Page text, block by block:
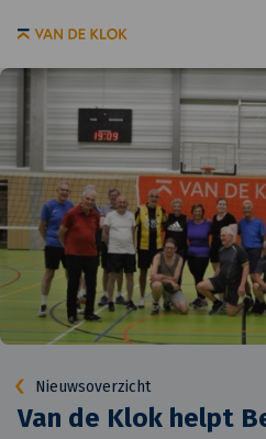
Nieuwsoverzicht
Van de Klok helpt